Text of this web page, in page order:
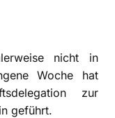
nicht in
Woche hat
zur
geführt.